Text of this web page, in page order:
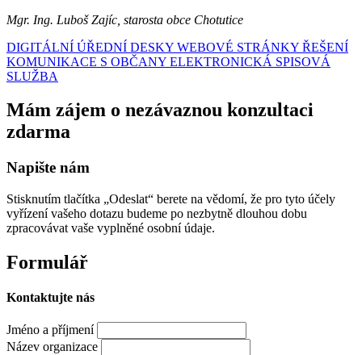
Mgr. Ing. Luboš Zajíc, starosta obce Chotutice
DIGITÁLNÍ ÚŘEDNÍ DESKY WEBOVÉ STRÁNKY ŘEŠENÍ
KOMUNIKACE S OBČANY ELEKTRONICKÁ SPISOVÁ
SLUŽBA
Mám zájem o nezávaznou konzultaci
zdarma
Napište nám
Stisknutím tlačítka „Odeslat“ berete na vědomí, že pro tyto účely
vyřízení vašeho dotazu budeme po nezbytně dlouhou dobu
zpracovávat vaše vyplněné osobní údaje.
Formulář
Kontaktujte nás
Jméno a příjmení
Název organizace